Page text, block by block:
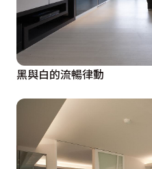
黑與白的流暢律動